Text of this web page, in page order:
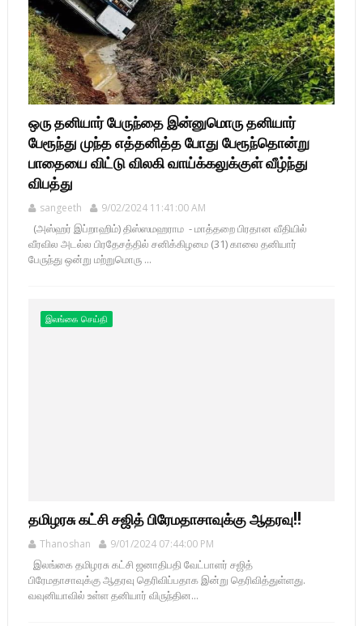
ஒரு தனியார் பேருந்தை இன்னுமொரு தனியார்
பேரூந்து முந்த எத்தனித்த போது பேரூந்தொன்று
பாதையை விட்டு விலகி வாய்க்கலுக்குள் வீழ்ந்து
விபத்து
sangeeth 9/02/2024 11:41:00 AM
(அஸ்ஹர் இப்றாஹிம்) திஸ்ஸமஹராம - மாத்தறை பிரதான வீதியில்
வீரவில அடல்ல பிரதேசத்தில் சனிக்கிழமை (31) காலை தனியார்
பேருந்து ஒன்று மற்றுமொரு ...
இலங்கை செய்தி
தமிழரசு கட்சி சஜித் பிரேமதாசாவுக்கு ஆதரவு!!
Thanoshan 9/01/2024 07:44:00 PM
இலங்கை தமிழரசு கட்சி ஜனாதிபதி வேட்பாளர் சஜித்
பிரேமதாசாவுக்கு ஆதரவு தெரிவிப்பதாக இன்று தெரிவித்துள்ளது.
வவுனியாவில் உள்ள தனியார் விருந்தின...